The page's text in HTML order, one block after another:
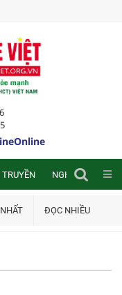
TRUYỀN NGHIÊN CỨU
ĐỌC NHIỀU